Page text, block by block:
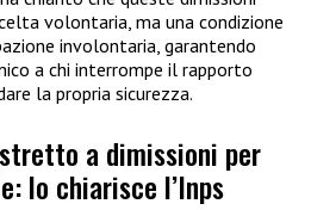
volontaria, ma una condizione
involontaria, garantendo
a chi interrompe il rapporto
la propria sicurezza.
a dimissioni per
lo chiarisce l’Inps